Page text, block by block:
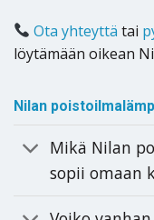
Ota yhteyttä tai
löytämään oikean
Nilan
Mikä Nilan
sopii omaan